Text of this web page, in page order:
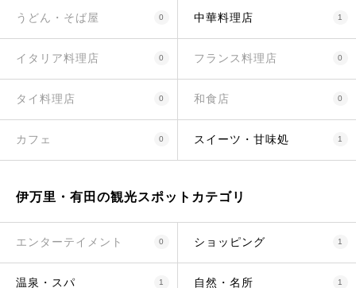
うどん・そば屋 0 中華料理店 1
イタリア料理店 0 フランス料理店 0
タイ料理店 0 和食店 0
カフェ 0 スイーツ・甘味処 1
伊万里・有田の観光スポットカテゴリ
エンターテイメント 0 ショッピング 1
温泉・スパ 1 自然・名所 1